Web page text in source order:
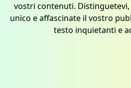
vostri contenuti.
unico e affascinate il vostro
testo inquietanti e